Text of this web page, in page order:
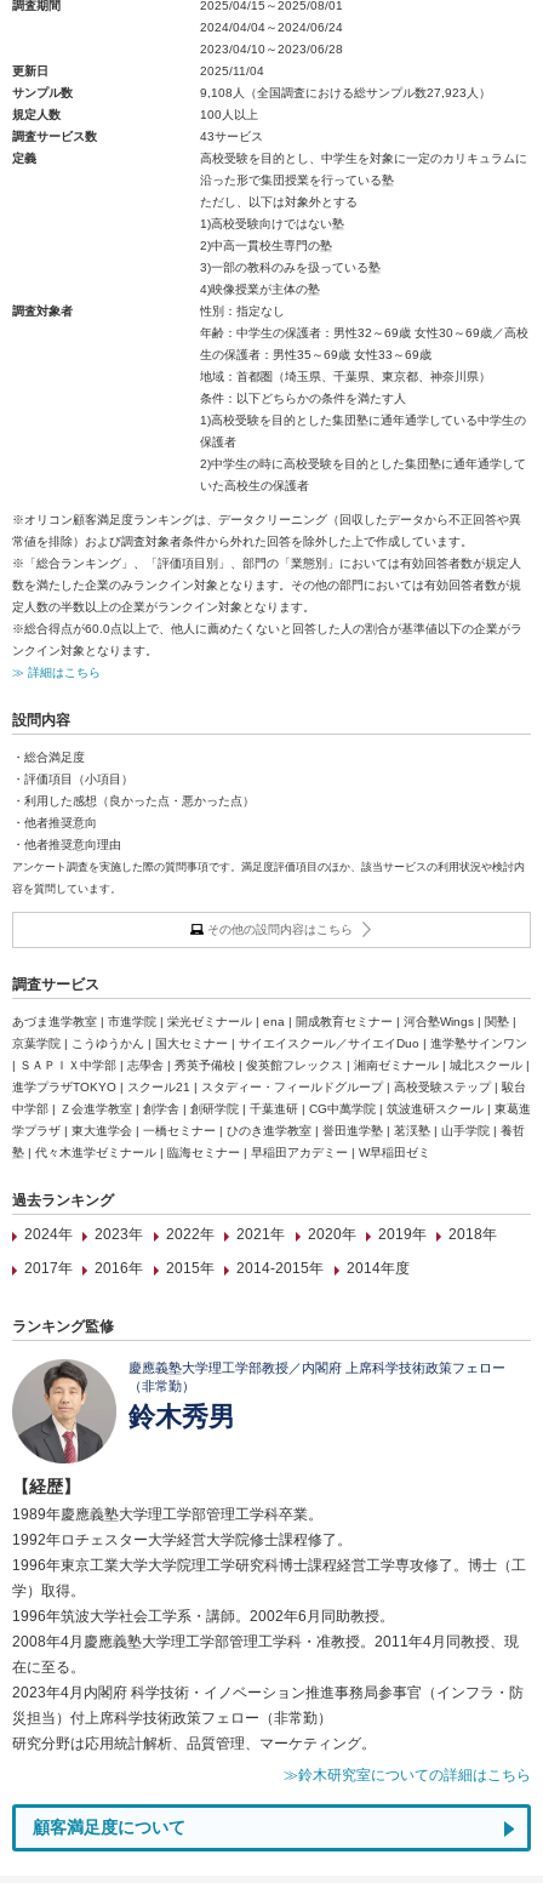
調査期間
2025/04/15～2025/08/01
2024/04/04～2024/06/24
2023/04/10～2023/06/28
更新日
2025/11/04
サンプル数
9,108人（全国調査における総サンプル数27,923人）
規定人数
100人以上
調査サービス数
43サービス
定義
高校受験を目的とし、中学生を対象に一定のカリキュラムに
沿った形で集団授業を行っている塾
ただし、以下は対象外とする
1)高校受験向けではない塾
2)中高一貫校生専門の塾
3)一部の教科のみを扱っている塾
4)映像授業が主体の塾
調査対象者
性別：指定なし
年齢：中学生の保護者：男性32～69歳 女性30～69歳／高校
生の保護者：男性35～69歳 女性33～69歳
地域：首都圏（埼玉県、千葉県、東京都、神奈川県）
条件：以下どちらかの条件を満たす人
1)高校受験を目的とした集団塾に通年通学している中学生の
保護者
2)中学生の時に高校受験を目的とした集団塾に通年通学して
いた高校生の保護者
※オリコン顧客満足度ランキングは、データクリーニング（回収したデータから不正回答や異
常値を排除）および調査対象者条件から外れた回答を除外した上で作成しています。
※「総合ランキング」、「評価項目別」、部門の「業態別」においては有効回答者数が規定人
数を満たした企業のみランクイン対象となります。その他の部門においては有効回答者数が規
定人数の半数以上の企業がランクイン対象となります。
※総合得点が60.0点以上で、他人に薦めたくないと回答した人の割合が基準値以下の企業がラ
ンクイン対象となります。
≫ 詳細はこちら
設問内容
・総合満足度
・評価項目（小項目）
・利用した感想（良かった点・悪かった点）
・他者推奨意向
・他者推奨意向理由
アンケート調査を実施した際の質問事項です。満足度評価項目のほか、該当サービスの利用状況や検討内
容を質問しています。
その他の設問内容はこちら
調査サービス
あづま進学教室 | 市進学院 | 栄光ゼミナール | ena | 開成教育セミナー | 河合塾Wings | 関塾 |
京葉学院 | こうゆうかん | 国大セミナー | サイエイスクール／サイエイDuo | 進学塾サインワン
| ＳＡＰＩＸ中学部 | 志學舎 | 秀英予備校 | 俊英館フレックス | 湘南ゼミナール | 城北スクール |
進学プラザTOKYO | スクール21 | スタディー・フィールドグループ | 高校受験ステップ | 駿台
中学部 | Ｚ会進学教室 | 創学舎 | 創研学院 | 千葉進研 | CG中萬学院 | 筑波進研スクール | 東葛進
学プラザ | 東大進学会 | 一橋セミナー | ひのき進学教室 | 誉田進学塾 | 茗渓塾 | 山手学院 | 養哲
塾 | 代々木進学ゼミナール | 臨海セミナー | 早稲田アカデミー | W早稲田ゼミ
過去ランキング
2024年
2023年 2022年 2021年 2020年 2019年
2018年
2017年
2016年 2015年 2014-2015年 2014年度
ランキング監修
慶應義塾大学理工学部教授／内閣府 上席科学技術政策フェロー
（非常勤）
鈴木秀男
【経歴】
1989年慶應義塾大学理工学部管理工学科卒業。
1992年ロチェスター大学経営大学院修士課程修了。
1996年東京工業大学大学院理工学研究科博士課程経営工学専攻修了。博士（工
学）取得。
1996年筑波大学社会工学系・講師。2002年6月同助教授。
2008年4月慶應義塾大学理工学部管理工学科・准教授。2011年4月同教授、現
在に至る。
2023年4月内閣府 科学技術・イノベーション推進事務局参事官（インフラ・防
災担当）付上席科学技術政策フェロー（非常勤）
研究分野は応用統計解析、品質管理、マーケティング。
≫鈴木研究室についての詳細はこちら
顧客満足度について